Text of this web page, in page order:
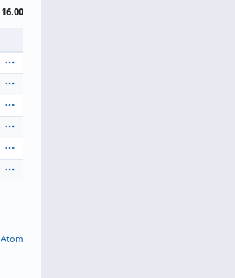
16.00
Atom